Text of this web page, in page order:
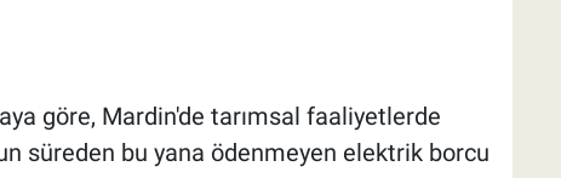
göre, Mardin'de tarımsal faaliyetlerde
süreden bu yana ödenmeyen elektrik borcu